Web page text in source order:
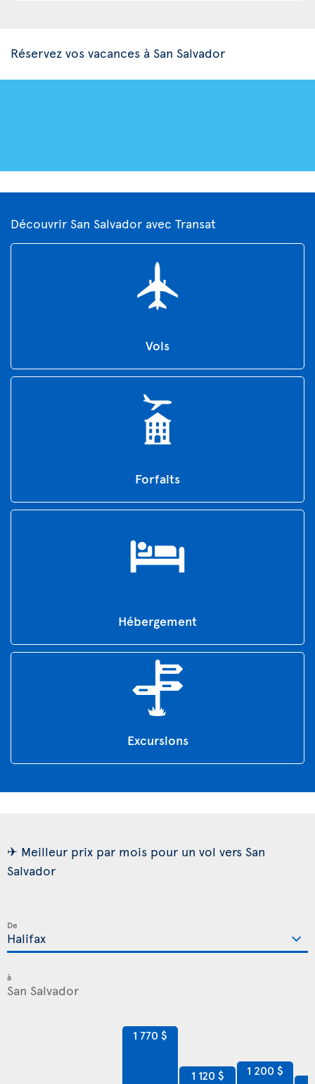
Réservez vos vacances à San Salvador
Découvrir San Salvador avec Transat
Vols
Forfaits
Hébergement
Excursions
✈ Meilleur prix par mois pour un vol vers San
Salvador
De
à
1 770 $
1 120 $ 1 200 $